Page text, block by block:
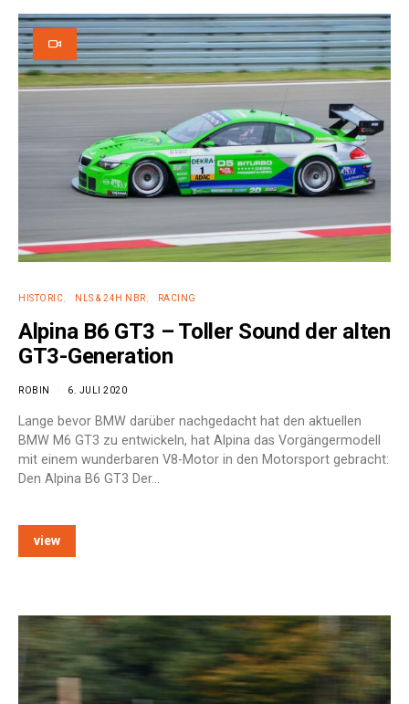
HISTORIC NLS & 24H NBR RACING
Alpina B6 GT3 – Toller Sound der alten
GT3-Generation
ROBIN 6. JULI 2020
Lange bevor BMW darüber nachgedacht hat den aktuellen
BMW M6 GT3 zu entwickeln, hat Alpina das Vorgängermodell
mit einem wunderbaren V8-Motor in den Motorsport gebracht:
Den Alpina B6 GT3 Der…
view